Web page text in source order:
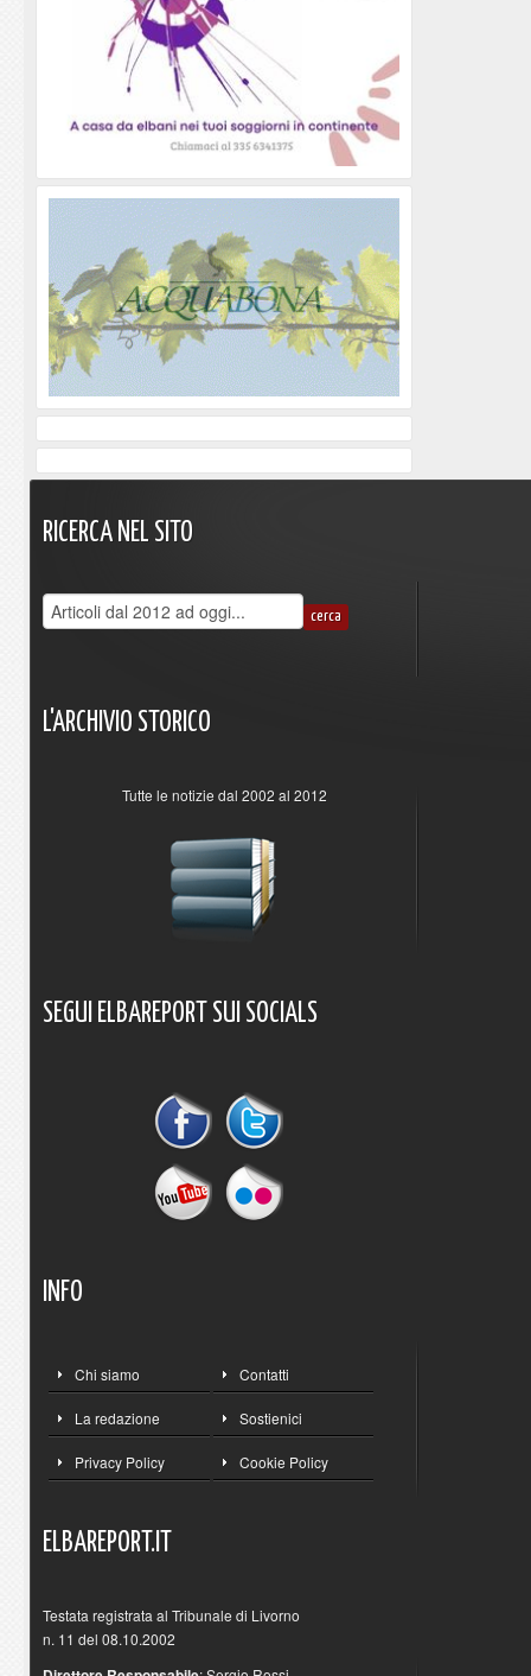
RICERCA NEL SITO
L'ARCHIVIO STORICO
Tutte le notizie dal 2002 al 2012
SEGUI ELBAREPORT SUI SOCIALS
INFO
Chi siamo Contatti
La redazione Sostienici
Privacy Policy Cookie Policy
ELBAREPORT.IT
Testata registrata al Tribunale di Livorno
n. 11 del 08.10.2002